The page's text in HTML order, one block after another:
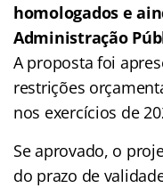
homologados e
Administração
A proposta foi
restrições
nos exercícios de
Se aprovado, o
do prazo de